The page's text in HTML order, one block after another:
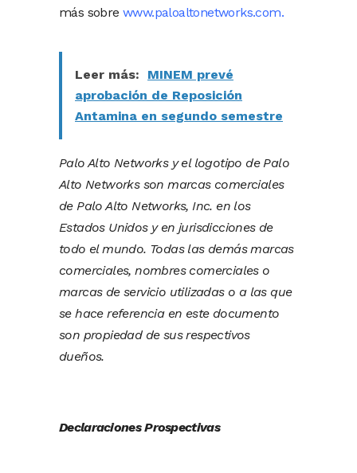
más sobrewww.paloaltonetworks.com.
Leer más:
MINEM prevé
aprobación de Reposición
Antamina en segundo semestre
Palo Alto Networks y el logotipo de Palo
Alto Networks son marcas comerciales
de Palo Alto Networks, Inc. en los
Estados Unidos y en jurisdicciones de
todo el mundo. Todas las demás marcas
comerciales, nombres comerciales o
marcas de servicio utilizadas o a las que
se hace referencia en este documento
son propiedad de sus respectivos
dueños.
Declaraciones Prospectivas